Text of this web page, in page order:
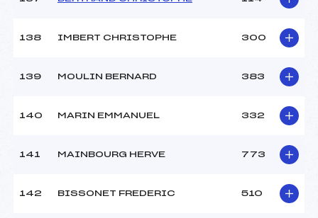
138 IMBERT CHRISTOPHE 300
139 MOULIN BERNARD 383
140 MARIN EMMANUEL 332
141 MAINBOURG HERVE 773
142 BISSONET FREDERIC 510